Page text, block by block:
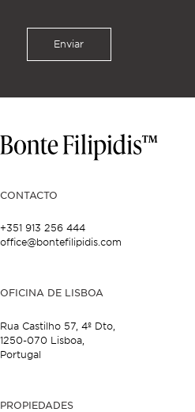
Enviar
CONTACTO
+351 913 256 444
office@bontefilipidis.com
OFICINA DE LISBOA
Rua Castilho 57, 4º Dto,
1250-070 Lisboa,
Portugal
PROPIEDADES